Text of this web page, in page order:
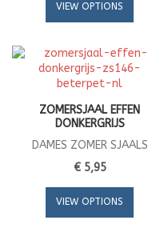
VIEW OPTIONS
ZOMERSJAAL EFFEN
DONKERGRIJS
DAMES ZOMER SJAALS
€ 5,95
VIEW OPTIONS